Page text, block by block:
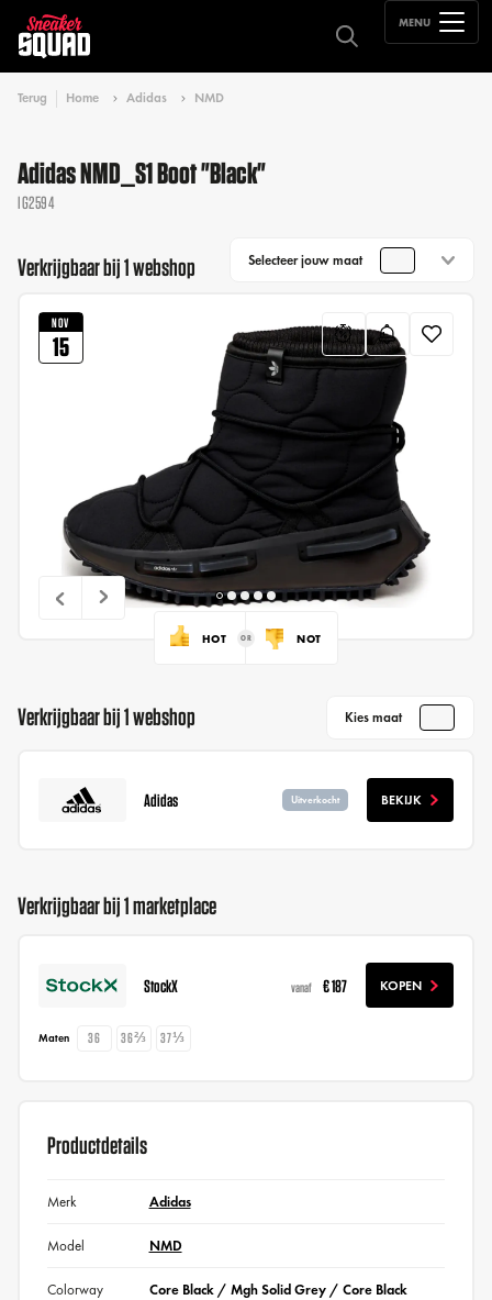
MENU
Terug Home Adidas NMD
Adidas NMD_S1 Boot "Black"
IG2594
Verkrijgbaar bij 1 webshop Selecteer jouw maat
NOV
15
HOT NOT
Verkrijgbaar bij 1 webshop Kies maat
Adidas Uitverkocht BEKIJK
Verkrijgbaar bij 1 marketplace
StockX vanaf € 187 KOPEN
Maten 36 36⅔ 37⅓
Productdetails
Merk Adidas
Model NMD
Colorway Core Black / Mgh Solid Grey / Core Black